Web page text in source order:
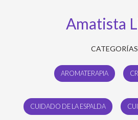
Amatista
CATEGORÍAS
AROMATERAPIA
CUIDADO DE LA ESPALDA